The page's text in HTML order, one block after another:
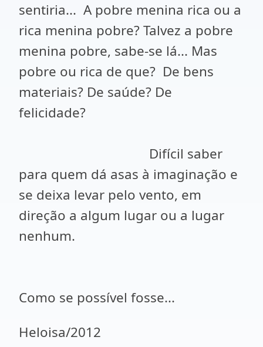
sentiria... A pobre menina rica ou a
rica menina pobre? Talvez a pobre
menina pobre, sabe-se lá... Mas
pobre ou rica de que? De bens
materiais? De saúde? De
felicidade?
Difícil saber
para quem dá asas à imaginação e
se deixa levar pelo vento, em
direção a algum lugar ou a lugar
nenhum.
Como se possível fosse...
Heloisa/2012